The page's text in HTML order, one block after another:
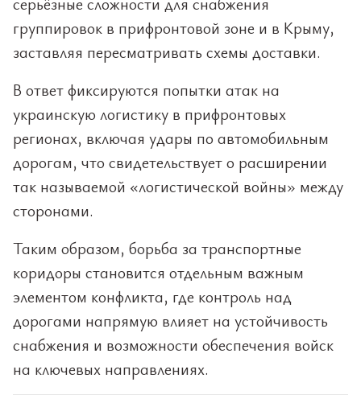
группировок в прифронтовой зоне и в Крыму,
заставляя пересматривать схемы доставки.
В ответ фиксируются попытки атак на
украинскую логистику в прифронтовых
регионах, включая удары по автомобильным
дорогам, что свидетельствует о расширении
так называемой «логистической войны» между
сторонами.
Таким образом, борьба за транспортные
коридоры становится отдельным важным
элементом конфликта, где контроль над
дорогами напрямую влияет на устойчивость
снабжения и возможности обеспечения войск
на ключевых направлениях.